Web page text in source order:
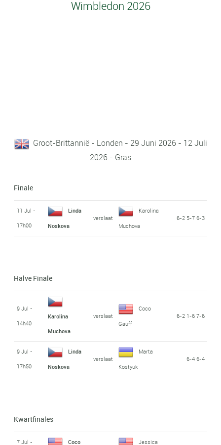
Wimbledon 2026
Groot-Brittannië - Londen - 29 Juni 2026 - 12 Juli
2026 - Gras
Finale
11 Jul -
17h00
Linda
Noskova
verslaat
Karolina
Muchova
6-2 5-7 6-3
Halve Finale
9 Jul -
14h40
Karolina
Muchova
verslaat
Coco
Gauff
6-2 1-6 7-6
9 Jul -
17h50
Linda
Noskova
verslaat
Marta
Kostyuk
6-4 6-4
Kwartfinales
7 Jul -
Coco Jessica